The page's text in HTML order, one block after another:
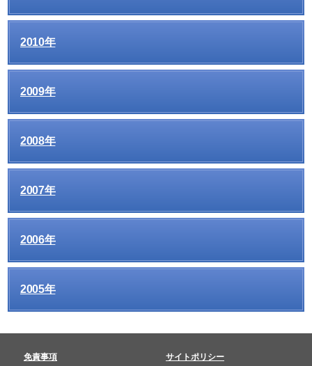
2010年
2009年
2008年
2007年
2006年
2005年
免責事項 サイトポリシー